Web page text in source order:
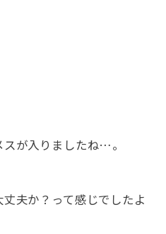
が入りましたね…。
夫か？って感じでしたよ